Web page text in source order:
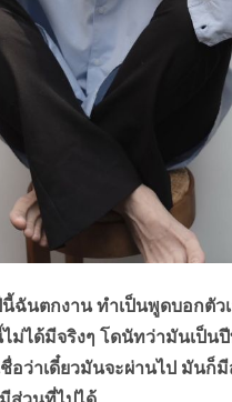
งาน ทำเป็นพูดบอกตัวเอ
ม่ได้มีจริงๆ โดนัทว่ามันเป็น
อว่าเดี๋ยวมันจะผ่านไป มันก็